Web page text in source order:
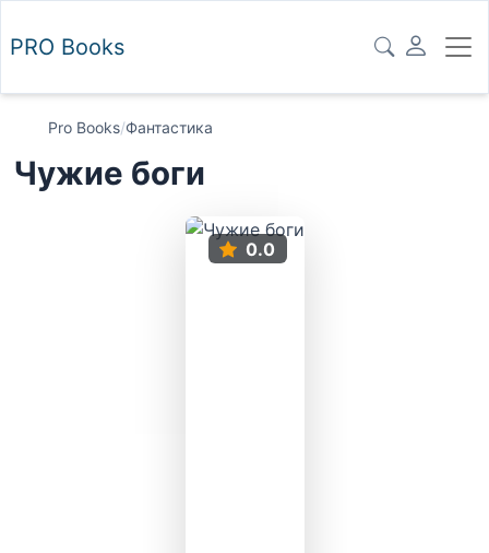
PRO Books
Pro Books/Фантастика
Чужие боги
0.0